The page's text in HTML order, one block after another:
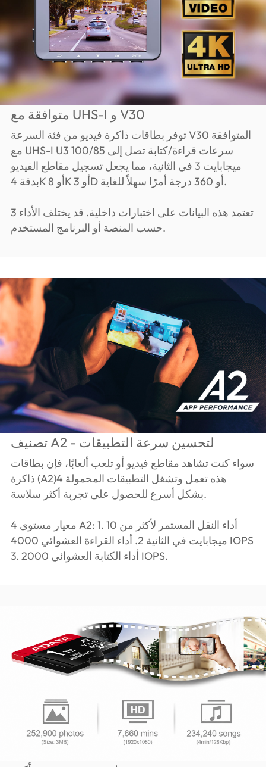
متوافقة مع UHS-I و V30
توفر بطاقات ذاكرة فيديو من فئة السرعة V30 المتوافقة
مع UHS-I U3 سرعات قراءة/كتابة تصل إلى 100/85
ميجابايت 3 في الثانية، مما يجعل تسجيل مقاطع الفيديو
بدقة 4K أو 8K أو 3D أو 360 درجة أمرًا سهلاً للغاية.
3 تعتمد هذه البيانات على اختبارات داخلية. قد يختلف الأداء
حسب المنصة أو البرنامج المستخدم.
تصنيف A2 - لتحسين سرعة التطبيقات
سواء كنت تشاهد مقاطع فيديو أو تلعب ألعابًا، فإن بطاقات
ذاكرة (A2)4 هذه تعمل وتشغل التطبيقات المحمولة
بشكل أسرع للحصول على تجربة أكثر سلاسة.
4 معيار مستوى A2: 1. أداء النقل المستمر لأكثر من 10
ميجابايت في الثانية 2. أداء القراءة العشوائي 4000 IOPS
3. أداء الكتابة العشوائي 2000 IOPS.